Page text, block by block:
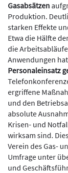
Gasabsätzen
Produktion.
starken Effekte
Etwa die Hälfte
die
Anwendungen
Personaleinsatz
ergriffene
und den
absolute
Krisen- und
wirksam sind.
Verein des Gas-
Umfrage unter
und